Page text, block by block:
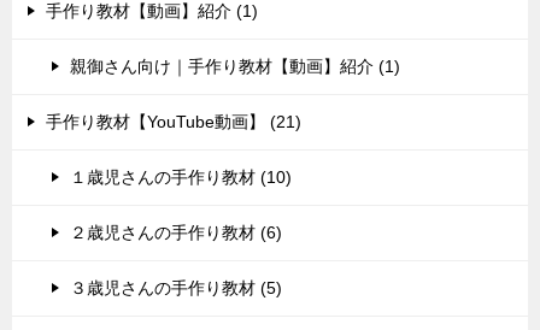
手作り教材【動画】紹介 (1)
親御さん向け｜手作り教材【動画】紹介 (1)
手作り教材【YouTube動画】 (21)
１歳児さんの手作り教材 (10)
２歳児さんの手作り教材 (6)
３歳児さんの手作り教材 (5)